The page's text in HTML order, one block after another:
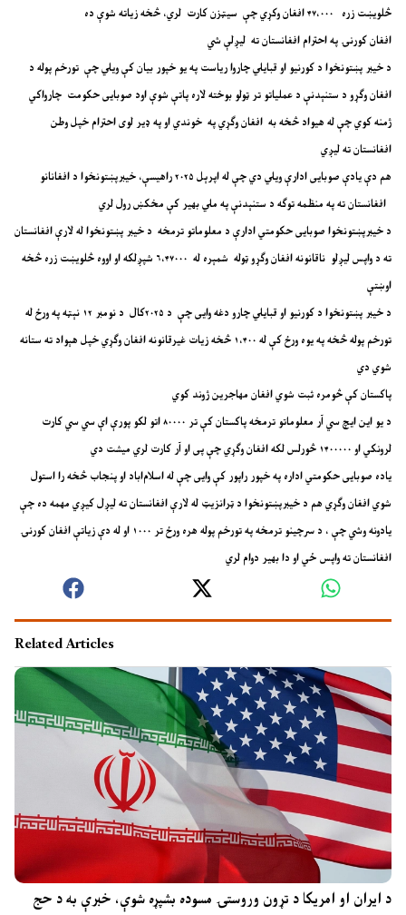
څلویښت زره ۴۷،۰۰۰ افغان وکړي چې سیټزن کارت لري، څخه زیاته شوې ده
افغان کورنۍ په احترام افغانستان ته لیږلې شي
د خیبر پښتونخوا د کورنیو او قبایلي چاروا ریاست په یو خپور بیان کې ویلي چې تورخم پوله د
افغان وګړو د ستنېدنې د عملیاتو تر ټولو بوخته لاره پاتې شوې اود صوبایی حکومت چارواکي
ژمنه کوي چې له هیواد څخه به افغان وګړي په خوندي او په ډیر لوی احترام خپل وطن
افغانستان ته لیږي
هم دې یادې صوبایی ادارې ویلي دي چې له اپرېل ۲۰۲۵ راهیسې، خیبرپښتونخوا د افغانانو
د خیبرپښتونخوا صوبایی حکومتي ادارې د معلوماتو ترمخه د خیبر پښتونخوا له لارې افغانستان
ته د واپس لیږلو ناقانونه افغان وګړو ټوله شمېره له ۶،۴۷۰۰۰ شپږلکه او اووه څلویښت زره څخه
اوښتې
د خیبر پښتونخوا د کورنیو او قبایلي چارو دغه وایی چې د ۲۰۲۵کال د نومبر ۱۲ نېټه په ورځ له
تورخم پوله څخه په یوه ورځ کې له ۱،۴۰۰ څخه زیات غیرقانونه افغان وګړي خپل هېواد ته ستانه
شوي دي
پاکستان کې څومره ثبت شوي افغان مهاجرین ژوند کوي
د یو این ایچ سي آر معلوماتو ترمخه پاکستان کې تر ۸۰۰۰۰ اتو لکو پورې اې سي سي کارت
لرونکي او ۱۴۰۰۰۰۰ څورلس لکه افغان وګړي چې پی او آر کارت لري میشت دي
یاده صوبایی حکومتي اداره په خپور راپور کې وایی چې له اسلام‌اباد او پنجاب څخه را استول
شوي افغان وګړي هم د خیبرپښتونخوا د ټرانزیټ له لارې افغانستان ته لیږل کیږي مهمه ده چې
یادونه وشي چې ، د سرچینو ترمخه په تورخم پوله هره ورځ تر ۱۰۰۰ او له دې زیاتې افغان کورنۍ
افغانستان ته واپس ځي او دا بهیر دوام لري
Related Articles
د ایران او امریکا د تړون وروستۍ مسوده بشپړه شوې، خبرې به د حج